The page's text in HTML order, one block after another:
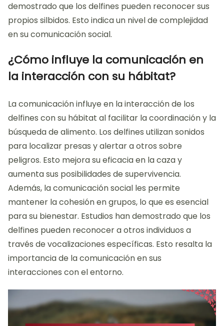
demostrado que los delfines pueden reconocer sus
propios silbidos. Esto indica un nivel de complejidad
en su comunicación social.
¿Cómo influye la comunicación en
la interacción con su hábitat?
La comunicación influye en la interacción de los
delfines con su hábitat al facilitar la coordinación y la
búsqueda de alimento. Los delfines utilizan sonidos
para localizar presas y alertar a otros sobre
peligros. Esto mejora su eficacia en la caza y
aumenta sus posibilidades de supervivencia.
Además, la comunicación social les permite
mantener la cohesión en grupos, lo que es esencial
para su bienestar. Estudios han demostrado que los
delfines pueden reconocer a otros individuos a
través de vocalizaciones específicas. Esto resalta la
importancia de la comunicación en sus
interacciones con el entorno.